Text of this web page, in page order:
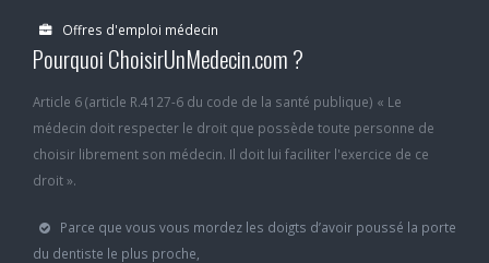
Offres d'emploi médecin
Pourquoi ChoisirUnMedecin.com ?
Article 6 (article R.4127-6 du code de la santé publique) « Le
médecin doit respecter le droit que possède toute personne de
choisir librement son médecin. Il doit lui faciliter l'exercice de ce
droit ».
Parce que vous vous mordez les doigts d’avoir poussé la porte
du dentiste le plus proche,